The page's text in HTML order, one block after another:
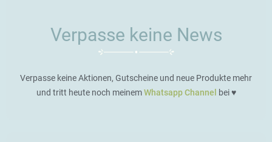
Verpasse keine News
Verpasse keine Aktionen, Gutscheine und neue Produkte mehr
und tritt heute noch meinemWhatsapp Channel bei ♥️